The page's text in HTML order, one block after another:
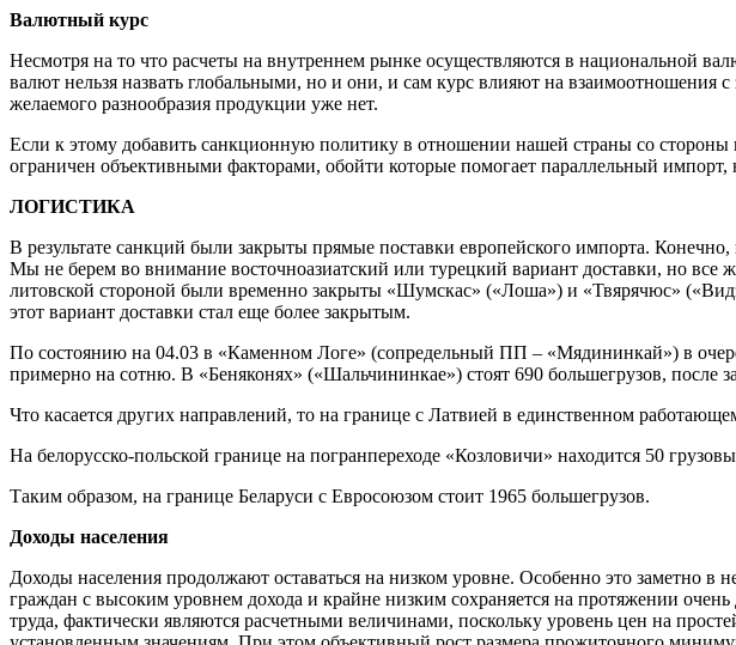
Валютный курс
Несмотря на то что расчеты на внутреннем рынке осуществляются в национальной
валют нельзя назвать глобальными, но и они, и сам курс влияют на взаимоотношения
желаемого разнообразия продукции уже нет.
Если к этому добавить санкционную политику в отношении нашей страны со стороны
ограничен объективными факторами, обойти которые помогает параллельный
ЛОГИСТИКА
В результате санкций были закрыты прямые поставки европейского импорта.
Мы не берем во внимание восточноазиатский или турецкий вариант доставки, но все
литовской стороной были временно закрыты «Шумскас» («Лоша») и «Твярячюс»
этот вариант доставки стал еще более закрытым.
По состоянию на 04.03 в «Каменном Логе» (сопредельный ПП – «Мядининкай») в
примерно на сотню. В «Беняконях» («Шальчининкае») стоят 690 большегрузов, после
Что касается других направлений, то на границе с Латвией в единственном
На белорусско-польской границе на погранпереходе «Козловичи» находится 50
Таким образом, на границе Беларуси с Евросоюзом стоит 1965 большегрузов.
Доходы населения
Доходы населения продолжают оставаться на низком уровне. Особенно это заметно в
граждан с высоким уровнем дохода и крайне низким сохраняется на протяжении
труда, фактически являются расчетными величинами, поскольку уровень цен на